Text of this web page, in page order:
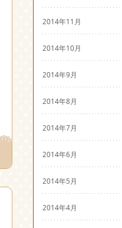
2014年11月
2014年10月
2014年9月
2014年8月
2014年7月
2014年6月
2014年5月
2014年4月